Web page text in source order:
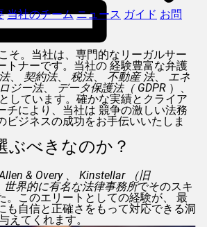
当社のチーム ニュース ガイド お問
そ。当社は、専門的なリーガルサー
トナーです。当社の 経験豊富な弁護
、 契約法、 税法、 不動産 法、 エネ
ジー法、 データ保護法（ GDPR ）、
しています。確かな実績とクライア
チにより、当社は 競争の激しい法務
ビジネスの成功をお手伝いいたしま
ぶべきなのか？
& Overy 、 Kinstellar（旧
世界的に有名な法律事務所でそのスキ
。このエリートとしての経験が、 最
も自信と正確さをもって対応できる洞
えてくれます。